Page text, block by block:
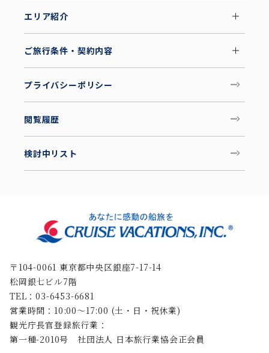
エリア紹介
ご旅行条件・契約内容
プライバシーポリシー
閲覧履歴
検討中リスト
〒104-0061 東京都中央区銀座7-17-14
松岡銀七ビル7階
TEL：03-6453-6681
営業時間：10:00〜17:00 (土・日・祝休業)
観光庁長官登録旅行業：
第一種-2010号 社団法人 日本旅行業協会正会員